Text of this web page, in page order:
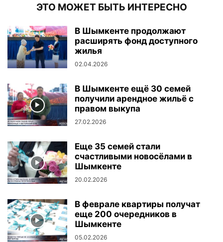
ЭТО МОЖЕТ БЫТЬ ИНТЕРЕСНО
В Шымкенте продолжают
расширять фонд доступного
жилья
02.04.2026
В Шымкенте ещё 30 семей
получили арендное жильё с
правом выкупа
27.02.2026
Еще 35 семей стали
счастливыми новосёлами в
Шымкенте
20.02.2026
В феврале квартиры получат
еще 200 очередников в
Шымкенте
05.02.2026